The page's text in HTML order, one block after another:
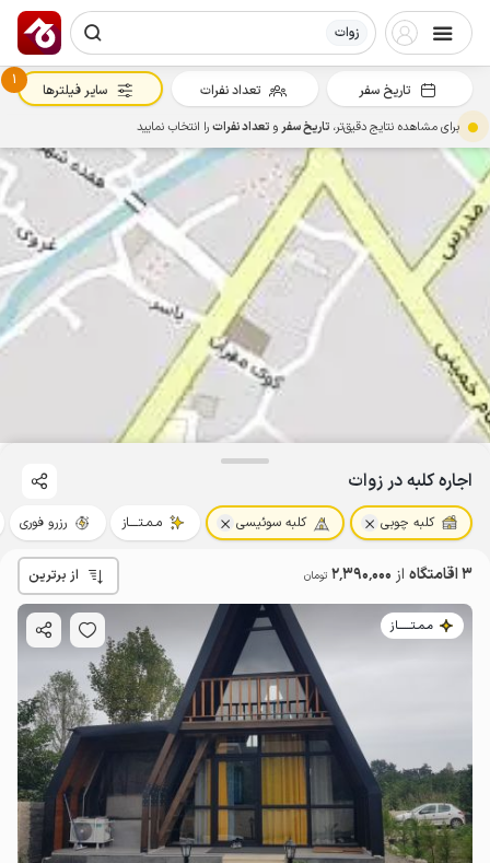
زوات
اجاره کلبه در زوات
کلبه چوبی کلبه سوئیسی مـمـتــــاز رزرو فوری
3 اقامتگاه از 2٬390٬000 تومان از برترین
مـمـتــــــاز
تاریخ سفر تعداد نفرات
1
سایر فیلترها
برای مشاهده نتایج دقیق‌تر، تاریخ سفرو تعداد نفراترا انتخاب نمایید